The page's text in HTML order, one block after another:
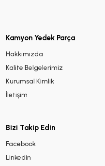
Kamyon Yedek Parça
Hakkımızda
Kalite Belgelerimiz
Kurumsal Kimlik
İletişim
Bizi Takip Edin
Facebook
Linkedin